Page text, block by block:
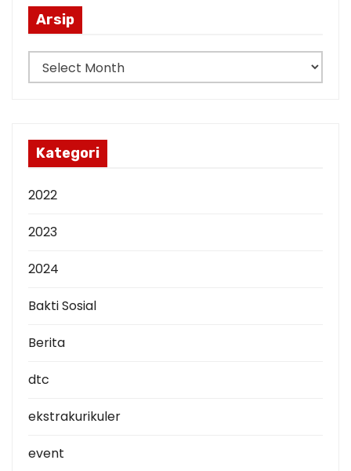
Arsip
r
Kategori
2022
2023
2024
Bakti Sosial
Berita
dtc
ekstrakurikuler
event